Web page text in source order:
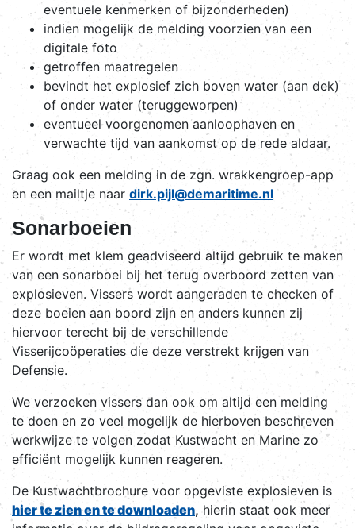
eventuele kenmerken of bijzonderheden)
indien mogelijk de melding voorzien van een
digitale foto
getroffen maatregelen
bevindt het explosief zich boven water (aan dek)
of onder water (teruggeworpen)
eventueel voorgenomen aanloophaven en
verwachte tijd van aankomst op de rede aldaar.
Graag ook een melding in de zgn. wrakkengroep-app
en een mailtje naar dirk.pijl@demaritime.nl
Sonarboeien
Er wordt met klem geadviseerd altijd gebruik te maken
van een sonarboei bij het terug overboord zetten van
explosieven. Vissers wordt aangeraden te checken of
deze boeien aan boord zijn en anders kunnen zij
hiervoor terecht bij de verschillende
Visserijcoöperaties die deze verstrekt krijgen van
Defensie.
We verzoeken vissers dan ook om altijd een melding
te doen en zo veel mogelijk de hierboven beschreven
werkwijze te volgen zodat Kustwacht en Marine zo
efficiënt mogelijk kunnen reageren.
De Kustwachtbrochure voor opgeviste explosieven is
hier te zien en te downloaden, hierin staat ook meer